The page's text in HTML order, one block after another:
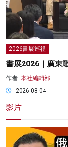
2026書展巡禮
書展2026｜廣東
作者: 本社編輯部
2026-08-04
影片